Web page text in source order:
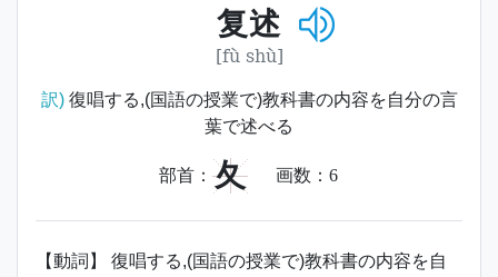
复述
[fù shù]
訳)復唱する,(国語の授業で)教科書の内容を自分の言
葉で述べる
部首： 夂 画数： 6
【動詞】 復唱する,(国語の授業で)教科書の内容を自